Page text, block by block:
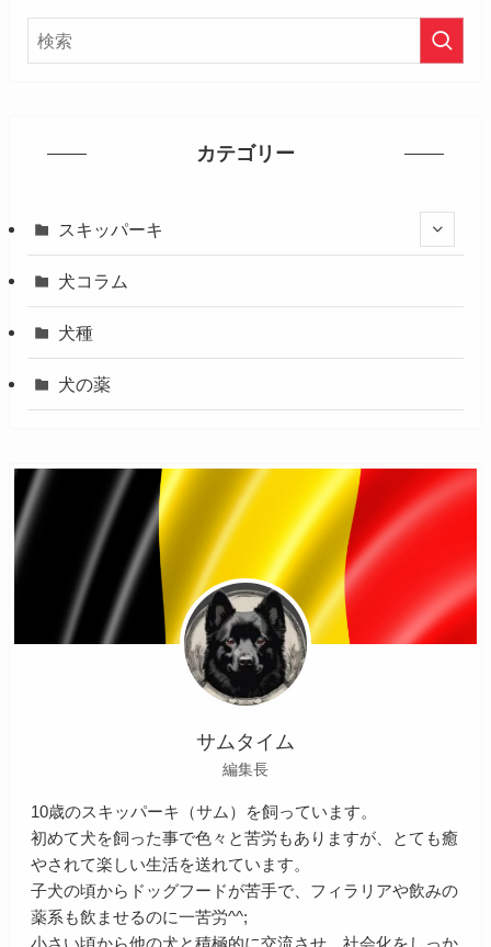
カテゴリー
スキッパーキ
犬コラム
犬種
犬の薬
サムタイム
編集長
10歳のスキッパーキ（サム）を飼っています。
初めて犬を飼った事で色々と苦労もありますが、とても癒
やされて楽しい生活を送れています。
子犬の頃からドッグフードが苦手で、フィラリアや飲みの
薬系も飲ませるのに一苦労^^;
小さい頃から他の犬と積極的に交流させ、社会化をしっか